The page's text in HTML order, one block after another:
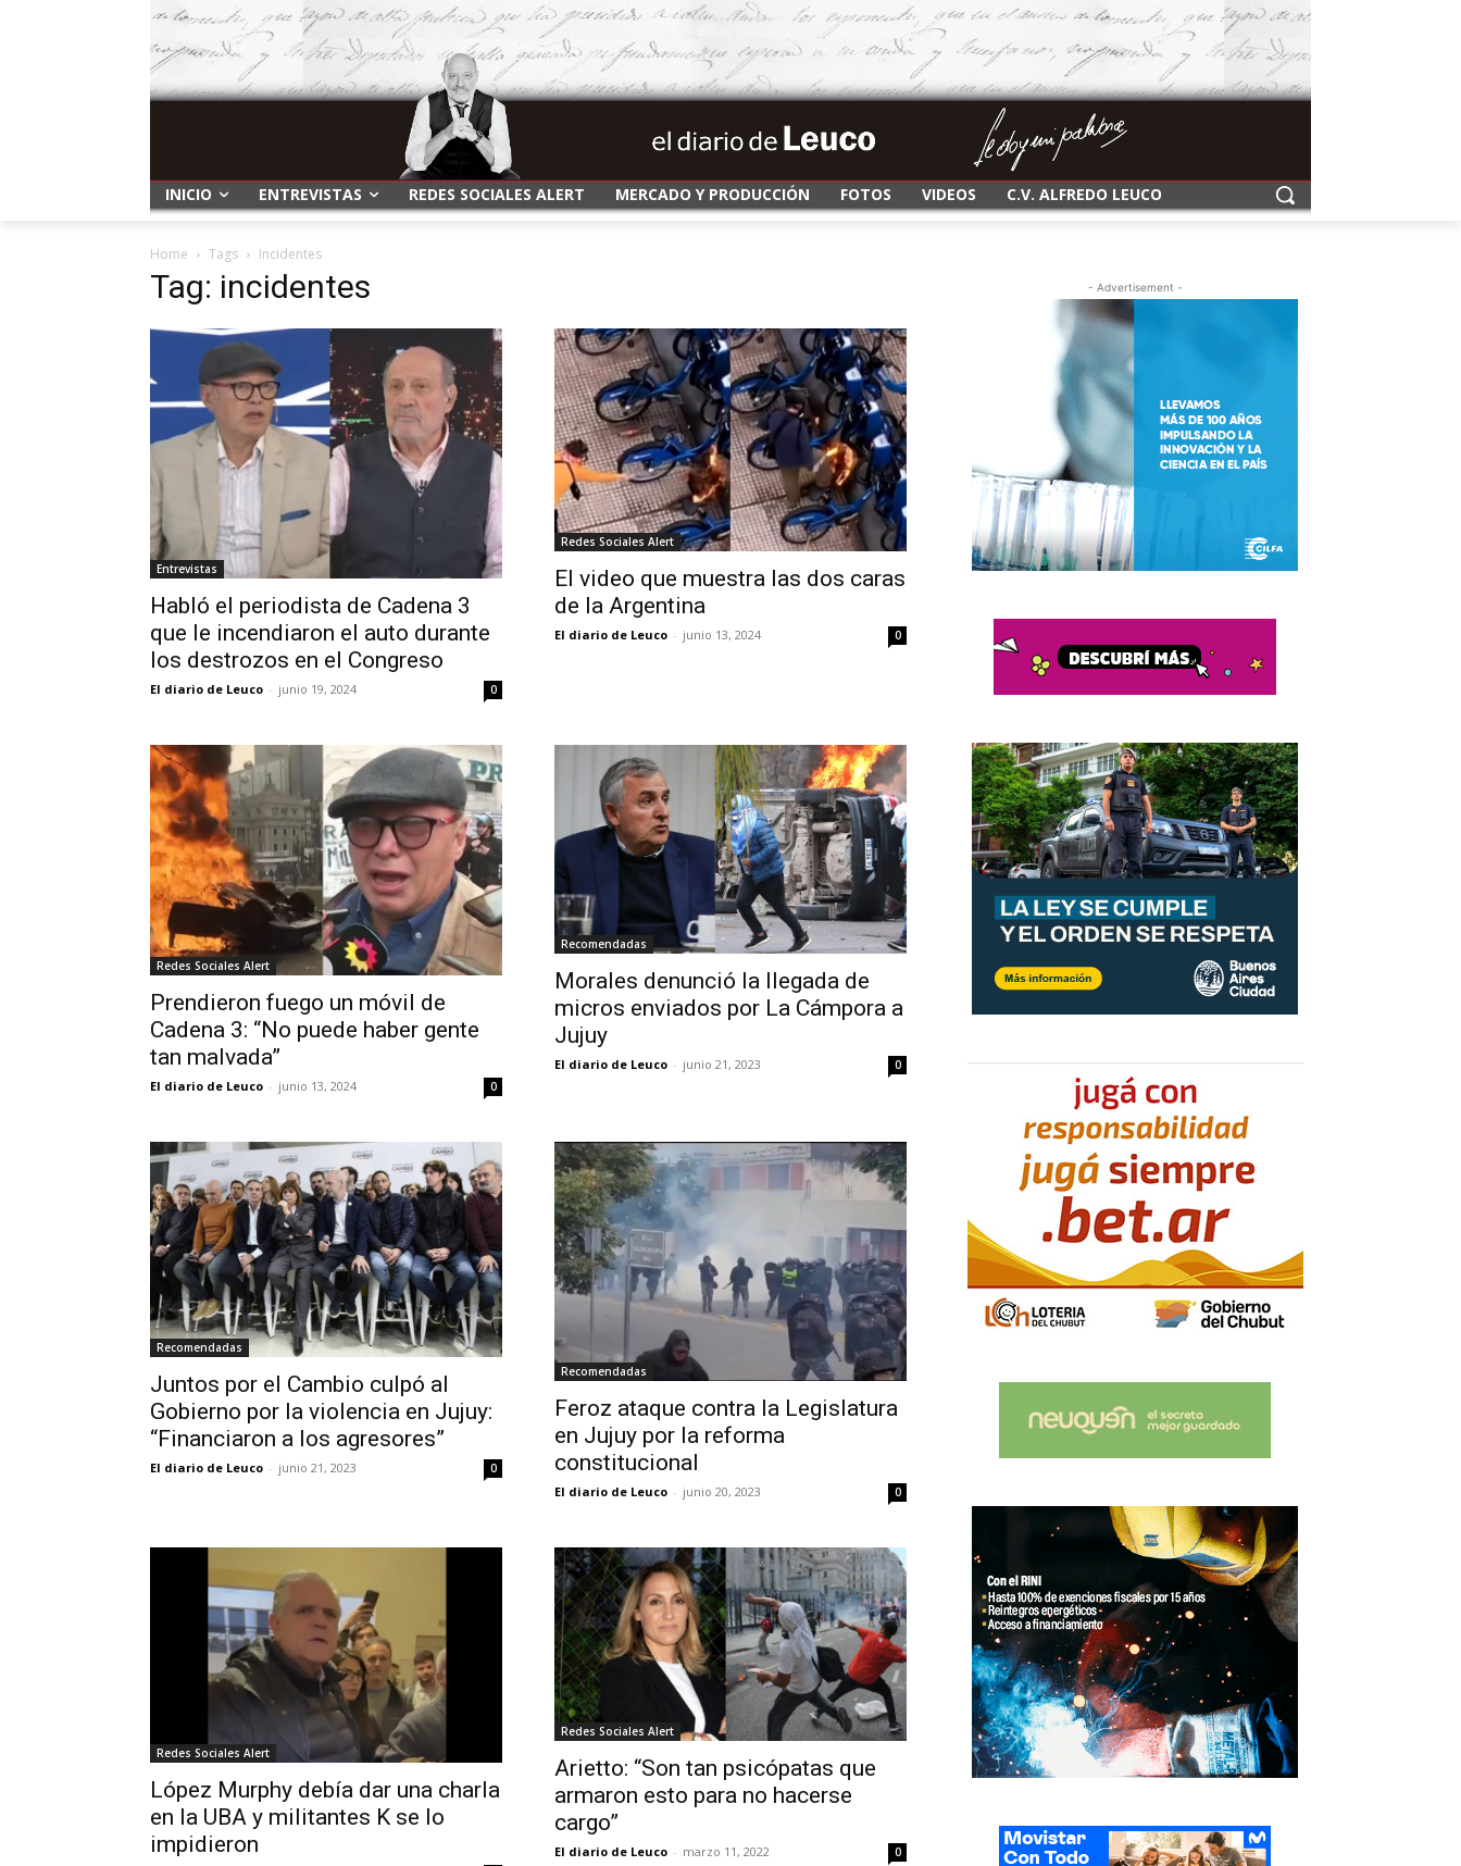
INICIO ENTREVISTAS REDES SOCIALES ALERT MERCADO Y PRODUCCIÓN FOTOS VIDEOS C.V. ALFREDO LEUCO
Home Tags Incidentes
Tag: incidentes
Entrevistas
Habló el periodista de Cadena 3
que le incendiaron el auto durante
los destrozos en el Congreso
El diario de Leuco - junio 19, 2024 0
Redes Sociales Alert
El video que muestra las dos caras
de la Argentina
El diario de Leuco - junio 13, 2024 0
Redes Sociales Alert
Prendieron fuego un móvil de
Cadena 3: “No puede haber gente
tan malvada”
El diario de Leuco - junio 13, 2024 0
Recomendadas
Morales denunció la llegada de
micros enviados por La Cámpora a
Jujuy
El diario de Leuco - junio 21, 2023 0
Recomendadas
Juntos por el Cambio culpó al
Gobierno por la violencia en Jujuy:
“Financiaron a los agresores”
El diario de Leuco - junio 21, 2023 0
Recomendadas
Feroz ataque contra la Legislatura
en Jujuy por la reforma
constitucional
El diario de Leuco - junio 20, 2023 0
Redes Sociales Alert
López Murphy debía dar una charla
en la UBA y militantes K se lo
impidieron
Redes Sociales Alert
Arietto: “Son tan psicópatas que
armaron esto para no hacerse
cargo”
El diario de Leuco - marzo 11, 2022 0
- Advertisement -